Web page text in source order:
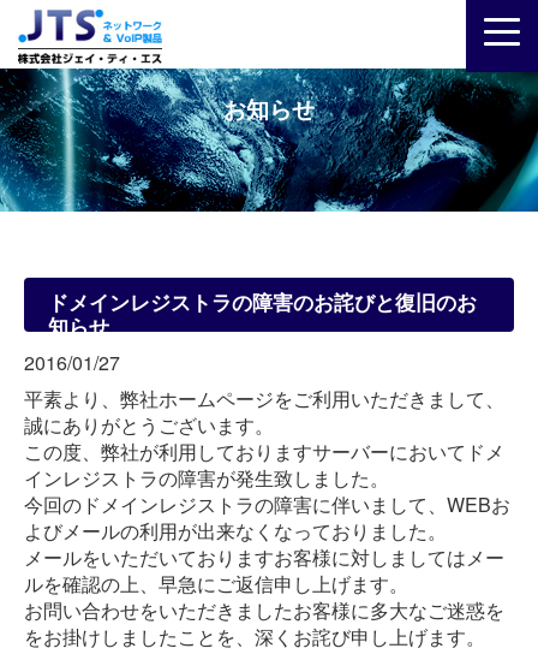
お知らせ
ドメインレジストラの障害のお詫びと復旧のお
知らせ
2016/01/27
平素より、弊社ホームページをご利用いただきまして、
誠にありがとうございます。
この度、弊社が利用しておりますサーバーにおいてドメ
インレジストラの障害が発生致しました。
今回のドメインレジストラの障害に伴いまして、WEBお
よびメールの利用が出来なくなっておりました。
メールをいただいておりますお客様に対しましてはメー
ルを確認の上、早急にご返信申し上げます。
お問い合わせをいただきましたお客様に多大なご迷惑を
をお掛けしましたことを、深くお詫び申し上げます。